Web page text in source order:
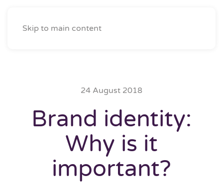
Skip to main content
24 August 2018
Brand identity:
Why is it
important?